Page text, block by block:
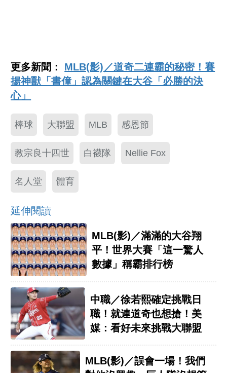
更多新聞： MLB(影)／道奇二連霸的秘密！賽
揚神獸「書僮」認為關鍵在大谷「必勝的決
心」
棒球 大聯盟 MLB 感恩節
教宗良十四世 白襪隊 Nellie Fox
名人堂 體育
延伸閱讀
MLB(影)／滿滿的大谷翔
平！世界大賽「這一驚人
數據」稱霸排行榜
中職／徐若熙確定挑戰日
職！就連道奇也想搶！美
媒：看好未來挑戰大聯盟
MLB(影)／誤會一場！我們